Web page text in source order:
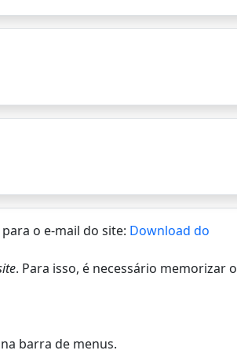
o e-mail do site: Download do
. Para isso, é necessário memorizar o
na barra de menus.